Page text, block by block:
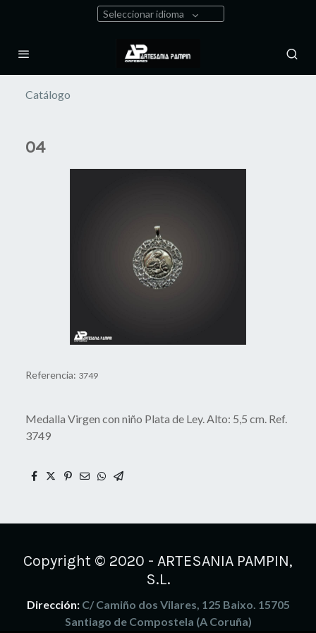
Seleccionar idioma
Catálogo
04
Referencia: 3749
Medalla Virgen con niño Plata de Ley. Alto: 5,5 cm. Ref.
3749
Copyright © 2020 - ARTESANIA PAMPIN,
S.L.
Dirección: C/ Camiño dos Vilares, 125 Baixo. 15705
Santiago de Compostela (A Coruña)